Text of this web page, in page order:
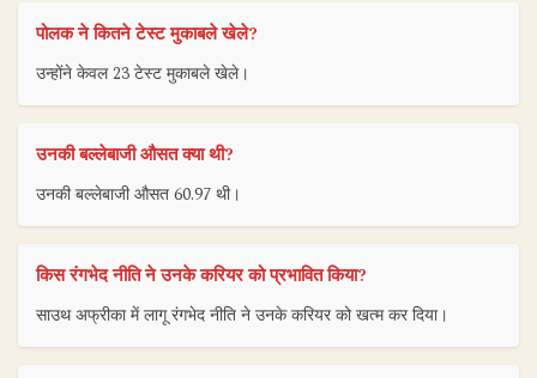
पोलक ने कितने टेस्ट मुकाबले खेले?
उन्होंने केवल 23 टेस्ट मुकाबले खेले।
उनकी बल्लेबाजी औसत क्या थी?
उनकी बल्लेबाजी औसत 60.97 थी।
किस रंगभेद नीति ने उनके करियर को प्रभावित किया?
साउथ अफ्रीका में लागू रंगभेद नीति ने उनके करियर को खत्म कर दिया।